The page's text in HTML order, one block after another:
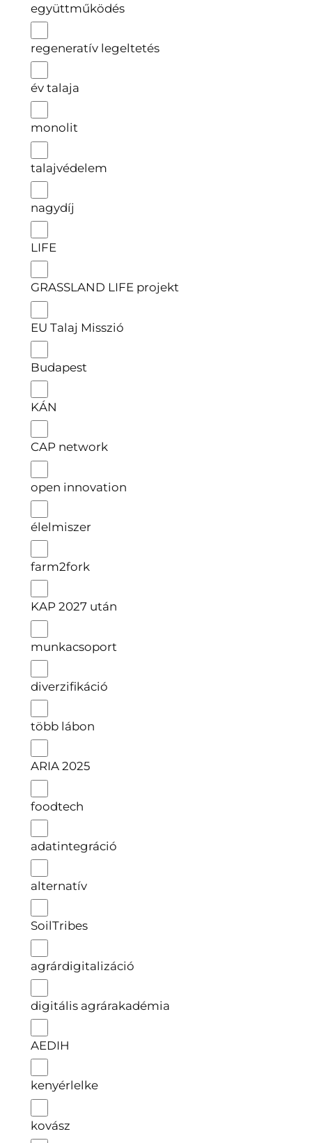
együttműködés
regeneratív legeltetés
év talaja
monolit
talajvédelem
nagydíj
LIFE
GRASSLAND LIFE projekt
EU Talaj Misszió
Budapest
KÁN
CAP network
open innovation
élelmiszer
farm2fork
KAP 2027 után
munkacsoport
diverzifikáció
több lábon
ARIA 2025
foodtech
adatintegráció
alternatív
SoilTribes
agrárdigitalizáció
digitális agrárakadémia
AEDIH
kenyérlelke
kovász